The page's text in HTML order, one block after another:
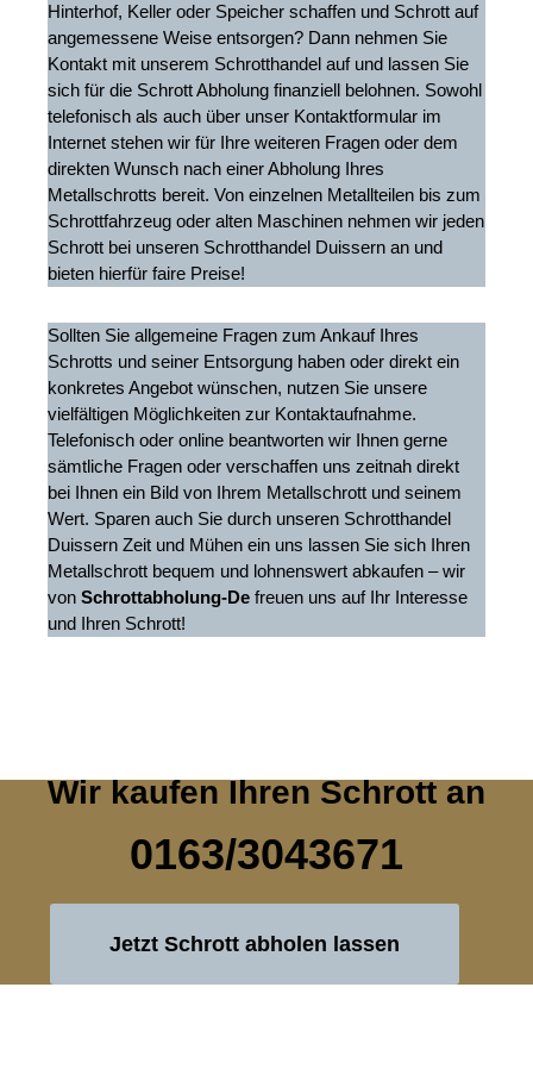
Hinterhof, Keller oder Speicher schaffen und Schrott auf
angemessene Weise entsorgen? Dann nehmen Sie
Kontakt mit unserem Schrotthandel auf und lassen Sie
sich für die Schrott Abholung finanziell belohnen. Sowohl
telefonisch als auch über unser Kontaktformular im
Internet stehen wir für Ihre weiteren Fragen oder dem
direkten Wunsch nach einer Abholung Ihres
Metallschrotts bereit. Von einzelnen Metallteilen bis zum
Schrottfahrzeug oder alten Maschinen nehmen wir jeden
Schrott bei unseren Schrotthandel Duissern an und
bieten hierfür faire Preise!
Sollten Sie allgemeine Fragen zum Ankauf Ihres
Schrotts und seiner Entsorgung haben oder direkt ein
konkretes Angebot wünschen, nutzen Sie unsere
vielfältigen Möglichkeiten zur Kontaktaufnahme.
Telefonisch oder online beantworten wir Ihnen gerne
sämtliche Fragen oder verschaffen uns zeitnah direkt
bei Ihnen ein Bild von Ihrem Metallschrott und seinem
Wert. Sparen auch Sie durch unseren Schrotthandel
Duissern Zeit und Mühen ein uns lassen Sie sich Ihren
Metallschrott bequem und lohnenswert abkaufen – wir
von Schrottabholung-De freuen uns auf Ihr Interesse
und Ihren Schrott!
Wir kaufen Ihren Schrott an
0163/3043671
Jetzt Schrott abholen lassen